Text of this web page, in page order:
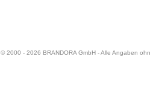
© 2000 - 2026 BRANDORA GmbH - Alle Angaben